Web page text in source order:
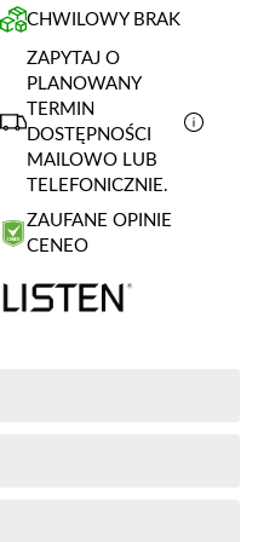
CHWILOWY BRAK
ZAPYTAJ O
PLANOWANY
TERMIN
DOSTĘPNOŚCI
MAILOWO LUB
TELEFONICZNIE.
ZAUFANE OPINIE
CENEO